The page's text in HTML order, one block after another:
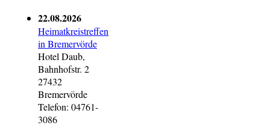
22.08.2026
Heimatkreistreffen
in Bremervörde
Hotel Daub,
Bahnhofstr. 2
27432
Bremervörde
Telefon: 04761-
3086